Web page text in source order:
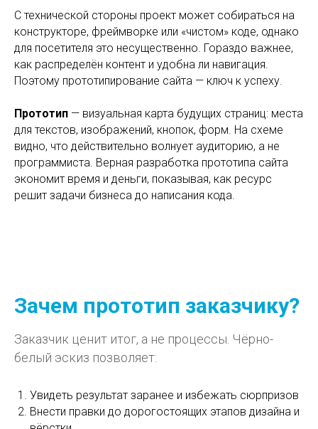
С технической стороны проект может собираться на
конструкторе, фреймворке или «чистом» коде, однако
для посетителя это несущественно. Гораздо важнее,
как распределён контент и удобна ли навигация.
Поэтому прототипирование сайта — ключ к успеху.
Прототип — визуальная карта будущих страниц: места
для текстов, изображений, кнопок, форм. На схеме
видно, что действительно волнует аудиторию, а не
программиста. Верная разработка прототипа сайта
экономит время и деньги, показывая, как ресурс
решит задачи бизнеса до написания кода.
Зачем прототип заказчику?
Заказчик ценит итог, а не процессы. Чёрно-
белый эскиз позволяет:
Увидеть результат заранее и избежать сюрпризов
Внести правки до дорогостоящих этапов дизайна и